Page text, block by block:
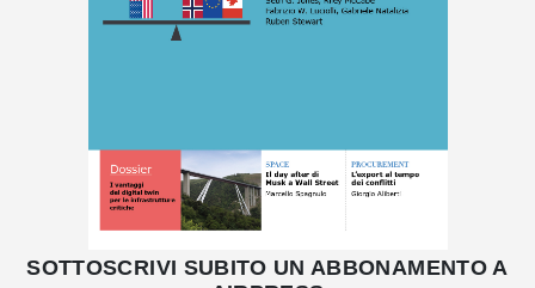
SOTTOSCRIVI SUBITO UN ABBONAMENTO A